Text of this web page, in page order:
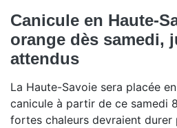
Canicule en Haute-
orange dès samedi,
attendus
La Haute-Savoie sera placée
canicule à partir de ce samedi
fortes chaleurs devraient durer